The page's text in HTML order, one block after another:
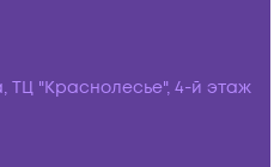
ТЦ "Краснолесье", 4-й этаж